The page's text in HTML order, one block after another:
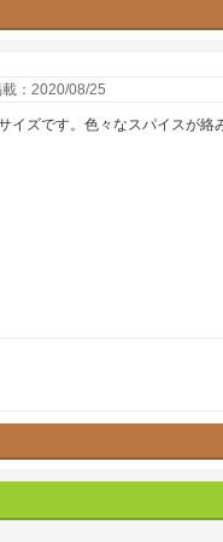
載：2020/08/25
イズです。色々なスパイスが絡